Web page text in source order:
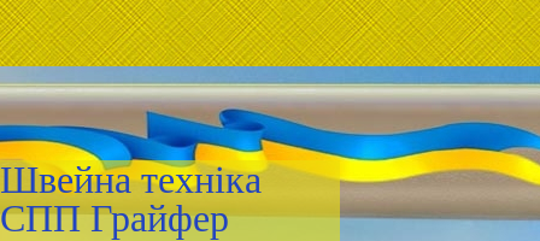
Швейна техніка
СПП Грайфер